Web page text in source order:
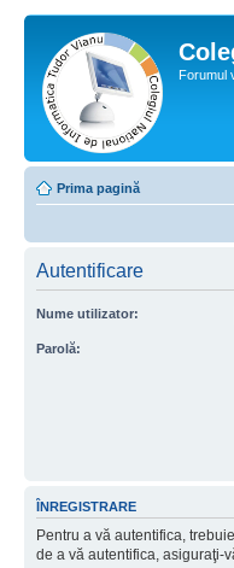
Forumul
Prima pagină
Autentificare
Nume utilizator:
Parolă:
ÎNREGISTRARE
Pentru a vă autentifica,
de a vă autentifica, asiguraţi-